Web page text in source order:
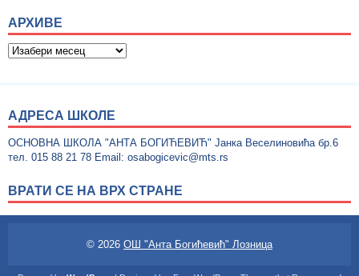
АРХИВЕ
АДРЕСА ШКОЛЕ
ОСНОВНА ШКОЛА "АНТА БОГИЋЕВИЋ" Јанка Веселиновића бр.6
тел. 015 88 21 78 Email: osabogicevic@mts.rs
ВРАТИ СЕ НА ВРХ СТРАНЕ
© 2026 ОШ "Анта Богићевић" Лозница